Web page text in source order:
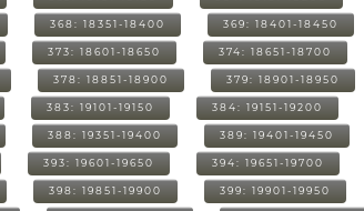
368: 18351-18400 369: 18401-18450
373: 18601-18650 374: 18651-18700
378: 18851-18900 379: 18901-18950
383: 19101-19150 384: 19151-19200
388: 19351-19400 389: 19401-19450
393: 19601-19650 394: 19651-19700
398: 19851-19900 399: 19901-19950